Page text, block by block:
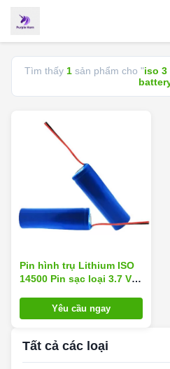
Tìm thấy 1 sản phẩm cho "iso 3
Pin hình trụ Lithium ISO
14500 Pin sạc loại 3.7 V
Yêu cầu ngay
Tất cả các loại